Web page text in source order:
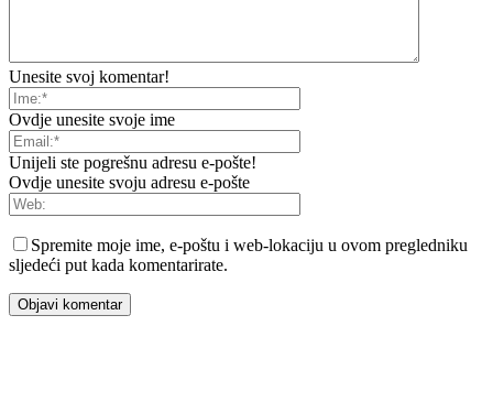
Unesite svoj komentar!
Ovdje unesite svoje ime
Unijeli ste pogrešnu adresu e-pošte!
Ovdje unesite svoju adresu e-pošte
Spremite moje ime, e-poštu i web-lokaciju u ovom pregledniku
sljedeći put kada komentarirate.